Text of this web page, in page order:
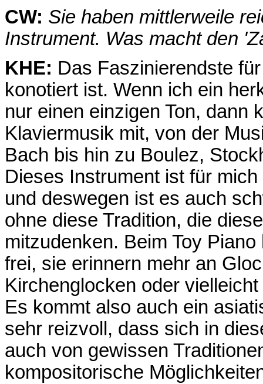
CW: Sie haben mittlerweile
Instrument. Was macht den
KHE: Das Faszinierendste
konotiert ist. Wenn ich ein
nur einen einzigen Ton, dann
Klaviermusik mit, von der
Bach bis hin zu Boulez,
Dieses Instrument ist für
und deswegen ist es auch
ohne diese Tradition, die
mitzudenken. Beim Toy
frei, sie erinnern mehr an
Kirchenglocken oder
Es kommt also auch ein
sehr reizvoll, dass sich in
auch von gewissen
kompositorische